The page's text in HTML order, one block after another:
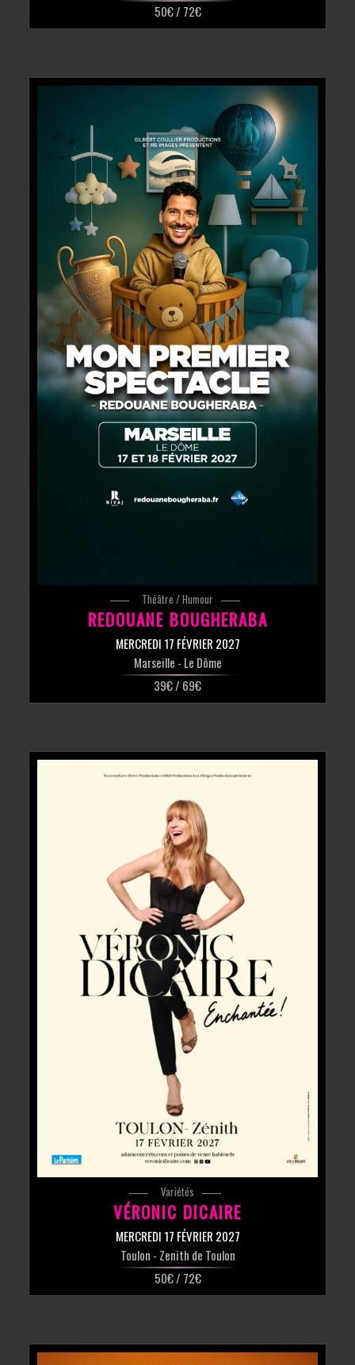
50€ / 72€
Théâtre / Humour
REDOUANE BOUGHERABA
MERCREDI 17 FÉVRIER 2027
Marseille - Le Dôme
39€ / 69€
Variétés
VÉRONIC DICAIRE
MERCREDI 17 FÉVRIER 2027
Toulon - Zenith de Toulon
50€ / 72€